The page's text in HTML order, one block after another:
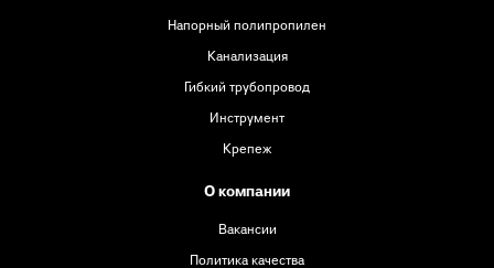
Напорный полипропилен
Канализация
Гибкий трубопровод
Инструмент
Крепеж
О компании
Вакансии
Политика качества